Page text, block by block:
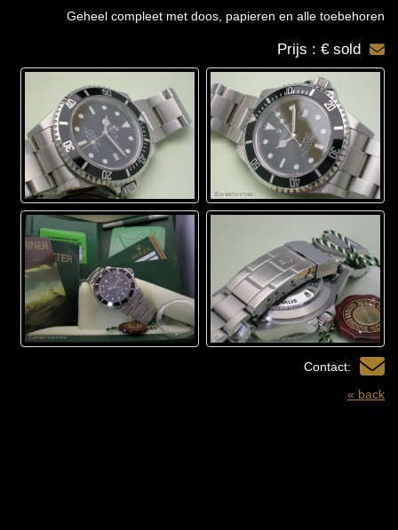
Geheel compleet met doos, papieren en alle toebehoren
Prijs : € sold
Contact:
« back